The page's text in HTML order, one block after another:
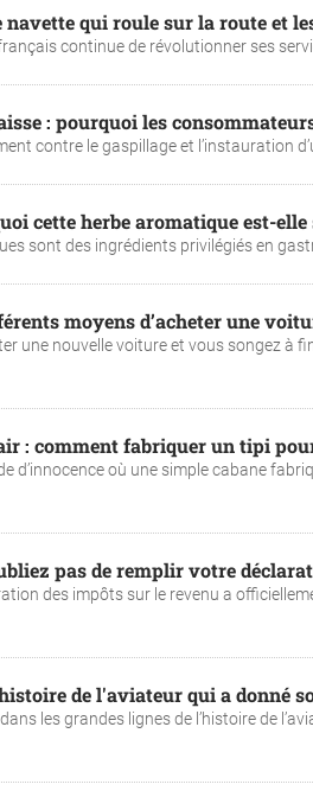
navette qui roule sur la route et
continue de révolutionner ses
: pourquoi les
contre le gaspillage et l’instauration
cette herbe aromatique est-elle
sont des ingrédients privilégiés en
moyens d’acheter une
une nouvelle voiture et vous songez à
: comment fabriquer un tipi
d’innocence où une simple cabane
pas de remplir votre
des impôts sur le revenu a
de l'aviateur qui a donné
les grandes lignes de l’histoire de